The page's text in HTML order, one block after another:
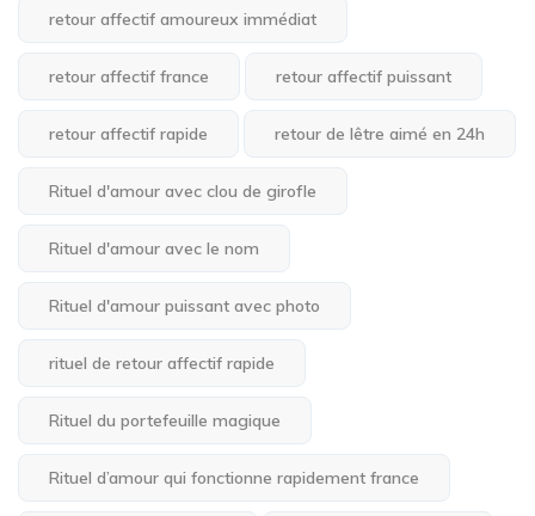
retour affectif amoureux immédiat
retour affectif france retour affectif puissant
retour affectif rapide retour de lêtre aimé en 24h
Rituel d'amour avec clou de girofle
Rituel d'amour avec le nom
Rituel d'amour puissant avec photo
rituel de retour affectif rapide
Rituel du portefeuille magique
Rituel d’amour qui fonctionne rapidement france